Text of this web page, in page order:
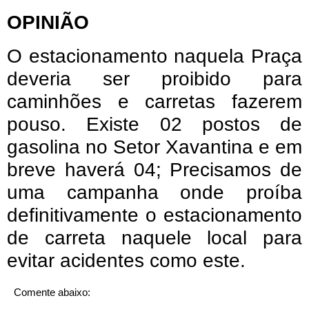
OPINIÃO
O estacionamento naquela Praça
deveria ser proibido para
caminhões e carretas fazerem
pouso. Existe 02 postos de
gasolina no Setor Xavantina e em
breve haverá 04; Precisamos de
uma campanha onde proíba
definitivamente o estacionamento
de carreta naquele local para
evitar acidentes como este.
Comente abaixo: